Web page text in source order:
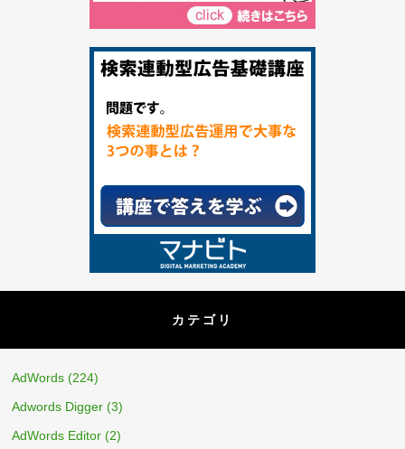
カテゴリ
AdWords (224)
Adwords Digger (3)
AdWords Editor (2)